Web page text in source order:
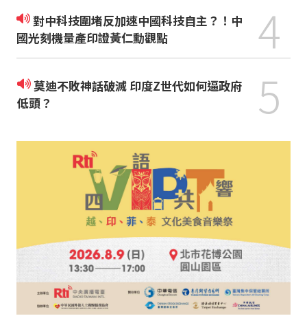
對中科技圍堵反加速中國科技自主？！中
國光刻機量產印證黃仁勳觀點
4
莫迪不敗神話破滅 印度Z世代如何逼政府
低頭？
5